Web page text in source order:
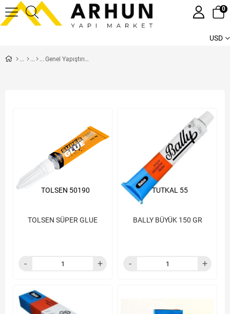
USD
0
Genel Yapıştırıcılar
TOLSEN SÜPER GLUE
TOLSEN 50190
BALLY BÜYÜK 150 GR
TUTKAL 55